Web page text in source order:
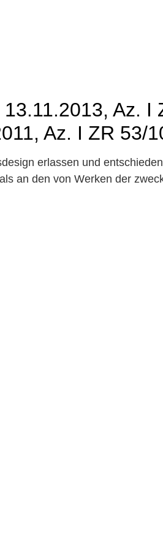
Az. I
Az. I ZR 53/
erlassen und
an den von Werken der